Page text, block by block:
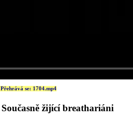
Přehrává se: 1704.mp4
Současně žijící breathariáni